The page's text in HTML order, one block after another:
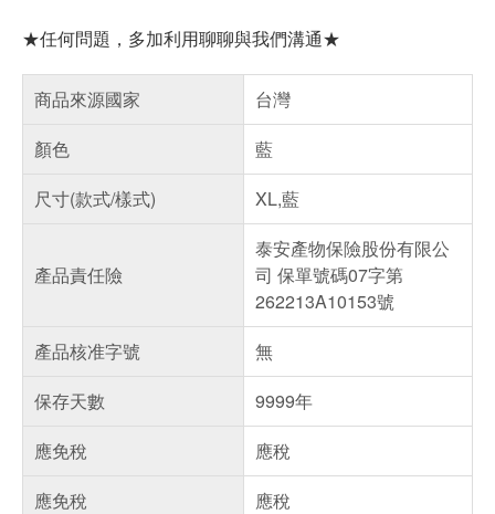
★任何問題，多加利用聊聊與我們溝通★
商品來源國家
台灣
顏色
藍
尺寸(款式/樣式)
XL,藍
產品責任險
泰安產物保險股份有限公
司 保單號碼07字第
262213A10153號
產品核准字號
無
保存天數
9999年
應免稅
應稅
應免稅
應稅